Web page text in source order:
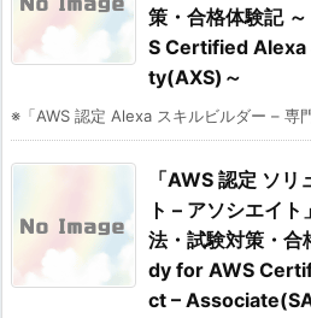
策・合格体験記
S Certified Alexa
ty(AXS)～
※「AWS 認定 Alexa スキルビルダー – 専
「AWS 認定 ソ
ト – アソシエイ
法・試験対策・
dy for AWS
ct –